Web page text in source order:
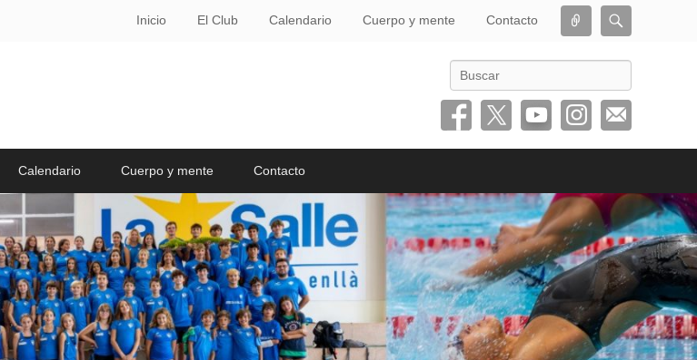
Conectar
Inicio El Club Calendario Cuerpo y mente Contacto
Buscar
Calendario Cuerpo y mente Contacto